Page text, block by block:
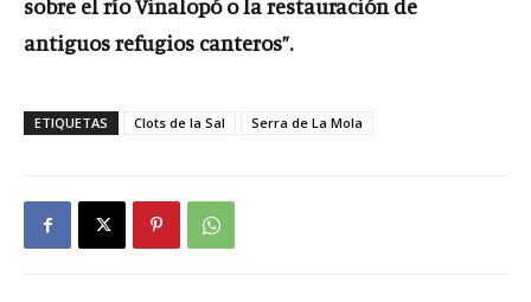
sobre el río Vinalopó o la restauración de
antiguos refugios canteros”.
ETIQUETAS Clots de la Sal Serra de La Mola